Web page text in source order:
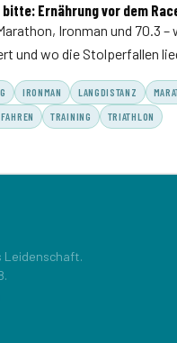
Ernährung vor dem
Ironman und 70.3 –
und wo die Stolperfallen
IRONMAN LANGDISTANZ
TRAINING TRIATHLON
Leidenschaft.